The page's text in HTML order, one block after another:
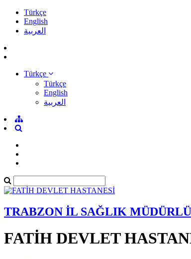
Türkçe
English
العربية
Türkçe
Türkçe
English
العربية
TRABZON İL SAĞLIK
FATİH DEVLET